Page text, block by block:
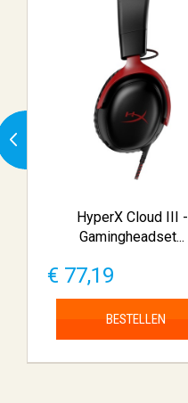
HyperX Cloud III -
Gamingheadset...
€ 77,19
BESTELLEN